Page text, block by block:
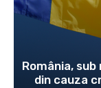
România,
din cauza